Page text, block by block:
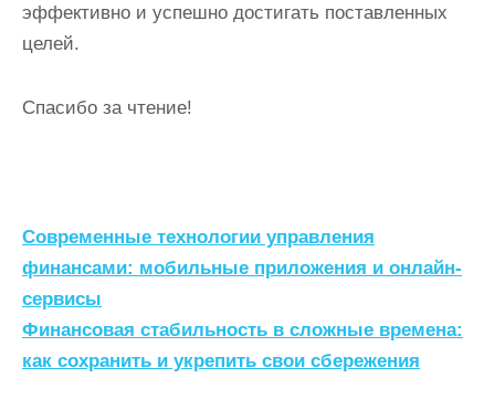
эффективно и успешно достигать поставленных
целей.
Спасибо за чтение!
Н
а
в
и
Современные технологии управления
финансами: мобильные приложения и онлайн-
сервисы
Финансовая стабильность в сложные времена:
как сохранить и укрепить свои сбережения